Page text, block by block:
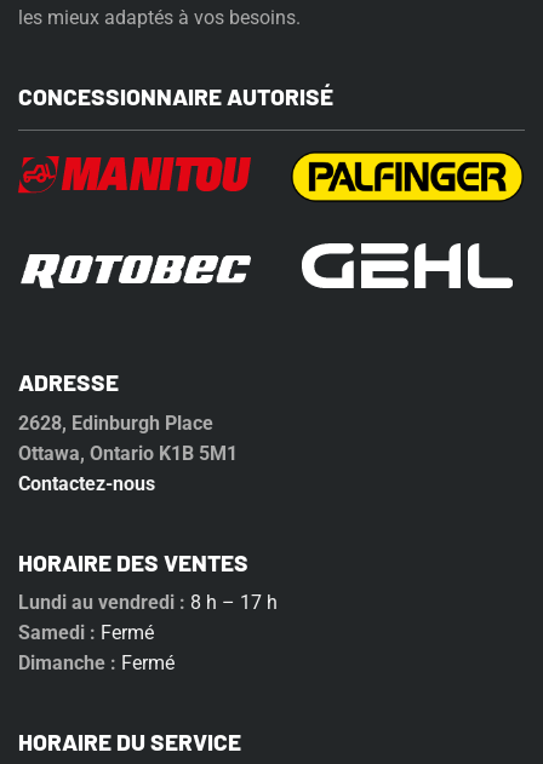
les mieux adaptés à vos besoins.
CONCESSIONNAIRE AUTORISÉ
ADRESSE
2628, Edinburgh Place
Ottawa, Ontario K1B 5M1
Contactez-nous
HORAIRE DES VENTES
Lundi au vendredi : 8 h – 17 h
Samedi : Fermé
Dimanche : Fermé
HORAIRE DU SERVICE